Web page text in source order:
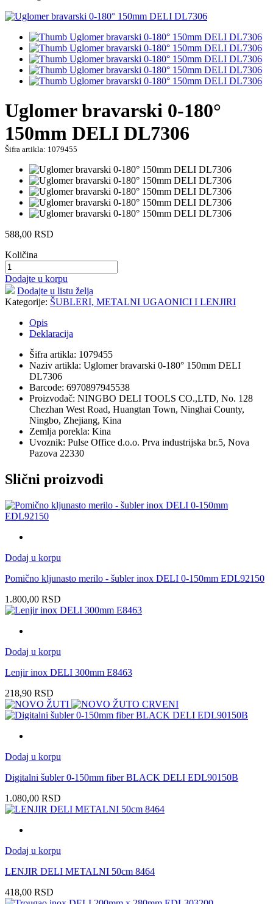
Uglomer bravarski 0-180°
150mm DELI DL7306
Šifra artikla: 1079455
588,00 RSD
Količina
Dodajte u korpu
Dodajte u listu želja
Kategorije: ŠUBLERI, METALNI UGAONICI I LENJIRI
Opis
Deklaracija
Šifra artikla: 1079455
Naziv artikla: Uglomer bravarski 0-180° 150mm DELI
DL7306
Barcode: 6970897945538
Proizvođač: NINGBO DELI TOOLS CO.,LTD, No. 128
Chezhan West Road, Huangtan Town, Ninghai County,
Ningbo, Zhejiang, Kina
Zemlja porekla: Kina
Uvoznik: Pulse Office d.o.o. Prva industrijska br.5, Nova
Pazova 22330
Slični proizvodi
Dodaj u korpu
Pomično kljunasto merilo - šubler inox DELI 0-150mm EDL92150
1.800,00 RSD
Dodaj u korpu
Lenjir inox DELI 300mm E8463
218,90 RSD
Dodaj u korpu
Digitalni šubler 0-150mm fiber BLACK DELI EDL90150B
1.080,00 RSD
Dodaj u korpu
LENJIR DELI METALNI 50cm 8464
418,00 RSD